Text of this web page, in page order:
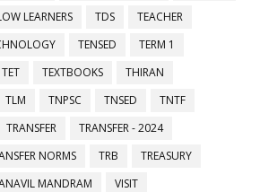
LEARNERS TDS
TEACHER
TENSED
TERM 1
TET TEXTBOOKS
THIRAN
TLM TNPSC TNSED
TNTF
TRANSFER
TRANSFER - 2024
NORMS TRB
TREASURY
MANDRAM
VISIT